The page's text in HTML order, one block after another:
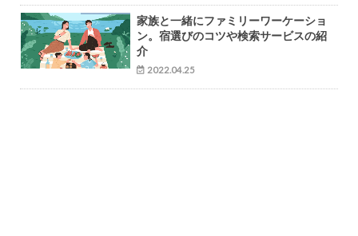
家族と一緒にファミリーワーケーショ
ン。宿選びのコツや検索サービスの紹
介
2022.04.25